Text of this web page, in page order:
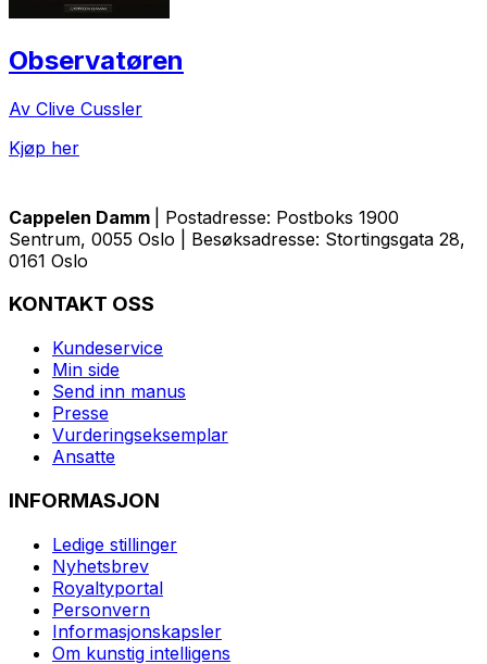
Observatøren
Av Clive Cussler
Kjøp her
Cappelen Damm
| Postadresse: Postboks 1900
Sentrum, 0055 Oslo | Besøksadresse: Stortingsgata 28,
0161 Oslo
KONTAKT OSS
Kundeservice
Min side
Send inn manus
Presse
Vurderingseksemplar
Ansatte
INFORMASJON
Ledige stillinger
Nyhetsbrev
Royaltyportal
Personvern
Informasjonskapsler
Om kunstig intelligens